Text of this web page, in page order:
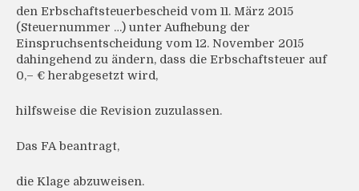
den Erbschaftsteuerbescheid vom 11. März 2015
(Steuernummer …) unter Aufhebung der
Einspruchsentscheidung vom 12. November 2015
dahingehend zu ändern, dass die Erbschaftsteuer auf
0,– € herabgesetzt wird,
hilfsweise die Revision zuzulassen.
Das FA beantragt,
die Klage abzuweisen.